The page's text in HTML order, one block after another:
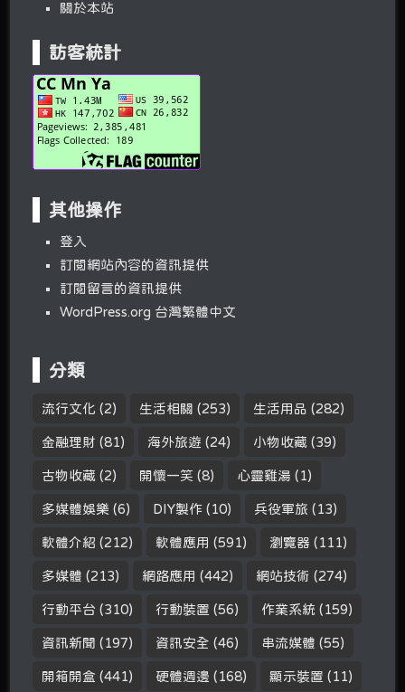
關於本站
訪客統計
其他操作
登入
訂閱網站內容的資訊提供
訂閱留言的資訊提供
WordPress.org 台灣繁體中文
分類
流行文化 (2) 生活相關 (253) 生活用品 (282)
金融理財 (81) 海外旅遊 (24) 小物收藏 (39)
古物收藏 (2) 開懷一笑 (8) 心靈雞湯 (1)
多媒體娛樂 (6) DIY製作 (10) 兵役軍旅 (13)
軟體介紹 (212) 軟體應用 (591) 瀏覽器 (111)
多媒體 (213) 網路應用 (442) 網站技術 (274)
行動平台 (310) 行動裝置 (56) 作業系統 (159)
資訊新聞 (197) 資訊安全 (46) 串流媒體 (55)
開箱開盒 (441) 硬體週邊 (168) 顯示裝置 (11)